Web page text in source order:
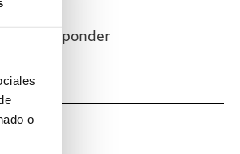
o
en responder